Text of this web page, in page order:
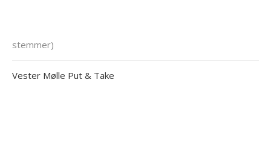
stemmer)
Vester Mølle Put & Take